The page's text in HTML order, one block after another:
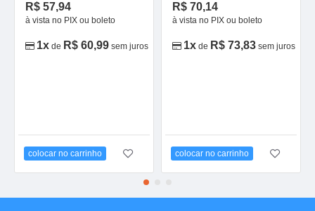
R$ 57,94
à vista no PIX ou boleto
1x de R$ 60,99 sem juros
colocar no carrinho
R$ 70,14
à vista no PIX ou boleto
1x de R$ 73,83 sem juros
colocar no carrinho